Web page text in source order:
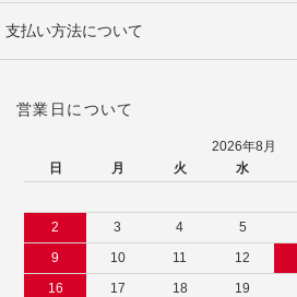
支払い方法について
営業日について
2026年8月
日
月 火 水
2
3 4 5
9
10 11 12
16
17 18 19